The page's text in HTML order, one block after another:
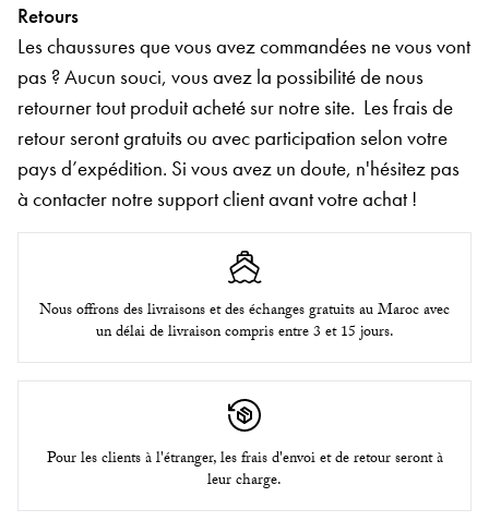
Retours
Les chaussures que vous avez commandées ne vous vont
pas ? Aucun souci, vous avez la possibilité de nous
retourner tout produit acheté sur notre site. Les frais de
retour seront gratuits ou avec participation selon votre
pays d’expédition. Si vous avez un doute, n'hésitez pas
à contacter notre support client avant votre achat !
Nous offrons des livraisons et des échanges gratuits au Maroc avec
un délai de livraison compris entre 3 et 15 jours.
Pour les clients à l'étranger, les frais d'envoi et de retour seront à
leur charge.